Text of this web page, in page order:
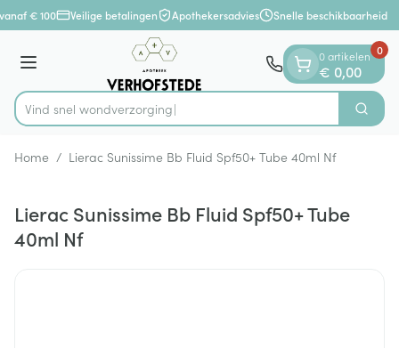
Ga naar de inhoud
1 van 1
€ 100 Veilige betalingen Apothekersadvies Snelle beschikbaarheid
Menu
Product, merk, categorie...
Vind snel wondver Zoek
0 artikelen
€ 0,00
0
Home / Lierac Sunissime Bb Fluid Spf50+ Tube 40ml Nf
Lierac Sunissime Bb Fluid Spf50+ Tube
40ml Nf